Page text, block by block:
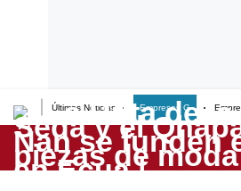
Últimas Noticias Empresas G
Lo último
Peru Quiosco